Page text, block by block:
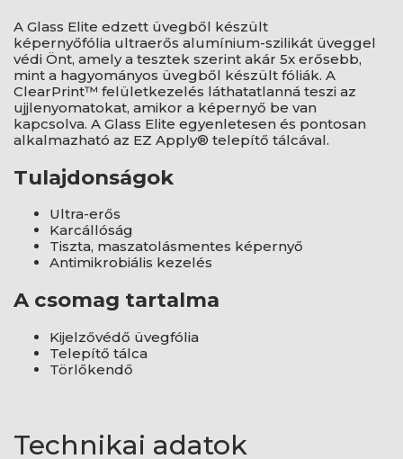
A Glass Elite edzett üvegből készült
képernyőfólia ultraerős alumínium-szilikát üveggel
védi Önt, amely a tesztek szerint akár 5x erősebb,
mint a hagyományos üvegből készült fóliák. A
ClearPrint™ felületkezelés láthatatlanná teszi az
ujjlenyomatokat, amikor a képernyő be van
kapcsolva. A Glass Elite egyenletesen és pontosan
alkalmazható az EZ Apply® telepítő tálcával.
Tulajdonságok
Ultra-erős
Karcállóság
Tiszta, maszatolásmentes képernyő
Antimikrobiális kezelés
A csomag tartalma
Kijelzővédő üvegfólia
Telepítő tálca
Törlőkendő
Technikai adatok